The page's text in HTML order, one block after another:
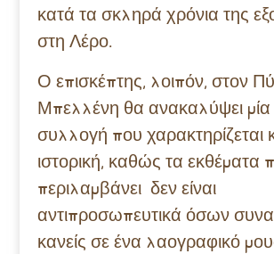
κατά τα σκληρά χρόνια της
στη Λέρο.
Ο επισκέπτης, λοιπόν, στον
Μπελλένη θα ανακαλύψει μία
συλλογή που χαρακτηρίζεται
ιστορική, καθώς τα εκθέματα
περιλαμβάνει δεν είναι
αντιπροσωπευτικά όσων
κανείς σε ένα λαογραφικό